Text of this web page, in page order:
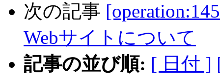
次の記事
Webサイトについて
記事の並び順: [ 日付 ]